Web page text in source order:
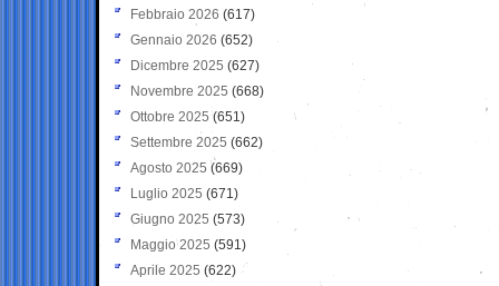
Febbraio 2026 (617)
Gennaio 2026 (652)
Dicembre 2025 (627)
Novembre 2025 (668)
Ottobre 2025 (651)
Settembre 2025 (662)
Agosto 2025 (669)
Luglio 2025 (671)
Giugno 2025 (573)
Maggio 2025 (591)
Aprile 2025 (622)